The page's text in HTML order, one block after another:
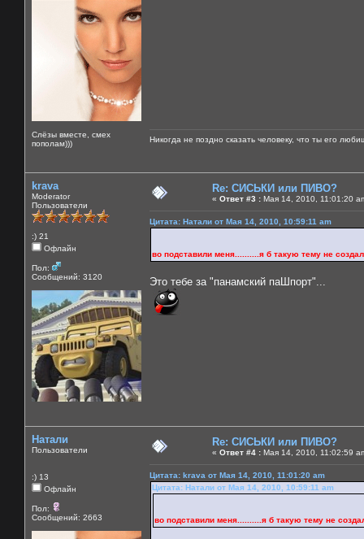
Слёзы вместе, смех
пополам)))
Никогда не поздно сказать человеку, что ты его
krava
Moderator
Пользователи
:) 21
Офлайн
Пол:
Сообщений: 3120
Re: СИСЬКИ или ПИВО?
« Ответ #3 : Мая 14, 2010, 11:01:20
Цитата: Натали от Мая 14, 2010, 10:59:11 am
во подставили меня..........я б такую тему не
Это тебе за "панамский паШпорт"...
Натали
Пользователи
:) 13
Офлайн
Пол:
Сообщений: 2663
Re: СИСЬКИ или ПИВО?
« Ответ #4 : Мая 14, 2010, 11:02:59
Цитата: krava от Мая 14, 2010, 11:01:20 am
Цитата: Натали от Мая 14, 2010, 10:59:11 am
во подставили меня..........я б такую тему не